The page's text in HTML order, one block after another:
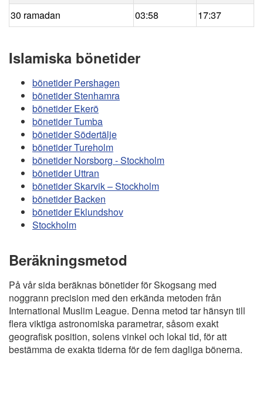
30 ramadan
03:58 17:37
Islamiska bönetider
bönetider Pershagen
bönetider Stenhamra
bönetider Ekerö
bönetider Tumba
bönetider Södertälje
bönetider Tureholm
bönetider Norsborg - Stockholm
bönetider Uttran
bönetider Skarvik – Stockholm
bönetider Backen
bönetider Eklundshov
Stockholm
Beräkningsmetod
På vår sida beräknas bönetider för Skogsang med
noggrann precision med den erkända metoden från
International Muslim League. Denna metod tar hänsyn till
flera viktiga astronomiska parametrar, såsom exakt
geografisk position, solens vinkel och lokal tid, för att
bestämma de exakta tiderna för de fem dagliga bönerna.